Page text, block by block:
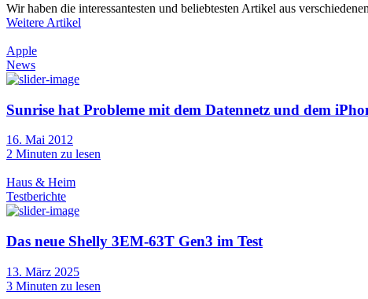
Wir haben die interessantesten und beliebtesten Artikel aus
Weitere Artikel
Apple
News
Sunrise hat Probleme mit dem Datennetz und dem
16. Mai 2012
2 Minuten zu lesen
Haus & Heim
Testberichte
Das neue Shelly 3EM-63T Gen3 im Test
13. März 2025
3 Minuten zu lesen